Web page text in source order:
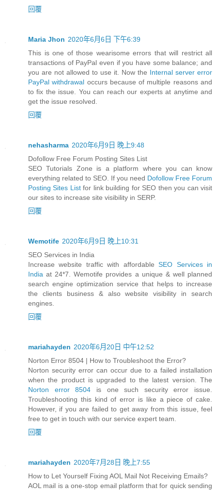
回覆
Maria Jhon 2020年6月6日 下午6:39
This is one of those wearisome errors that will restrict all
transactions of PayPal even if you have some balance; and
you are not allowed to use it. Now the Internal server error
PayPal withdrawal occurs because of multiple reasons and
to fix the issue. You can reach our experts at anytime and
get the issue resolved.
回覆
nehasharma 2020年6月9日 晚上9:48
Dofollow Free Forum Posting Sites List
SEO Tutorials Zone is a platform where you can know
everything related to SEO. If you need Dofollow Free Forum
Posting Sites Listfor link building for SEO then you can visit
our sites to increase site visibility in SERP.
回覆
Wemotife 2020年6月9日 晚上10:31
SEO Services in India
Increase website traffic with affordableSEO Services in
Indiaat 24*7. Wemotife provides a unique & well planned
search engine optimization service that helps to increase
the clients business & also website visibility in search
engines.
回覆
mariahayden 2020年6月20日 中午12:52
Norton Error 8504 | How to Troubleshoot the Error?
Norton security error can occur due to a failed installation
when the product is upgraded to the latest version. The
Norton error 8504 is one such security error issue.
Troubleshooting this kind of error is like a piece of cake.
However, if you are failed to get away from this issue, feel
free to get in touch with our service expert team.
回覆
mariahayden 2020年7月28日 晚上7:55
How to Let Yourself Fixing AOL Mail Not Receiving Emails?
AOL mail is a one-stop email platform that for quick sending